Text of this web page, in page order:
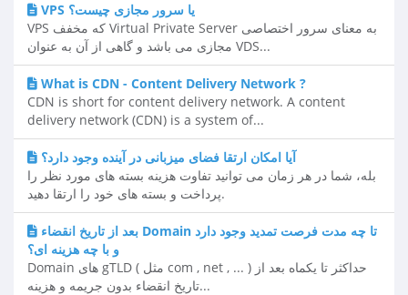
VPS یا سرور مجازی چیست؟
VPS که مخفف Virtual Private Server به معنای سرور اختصاصی
مجازی می باشد و گاهی از آن به عنوان VDS...
What is CDN - Content Delivery Network ?
CDN is short for content delivery network. A content
delivery network (CDN) is a system of...
آیا امکان ارتقا فضای میزبانی در آینده وجود دارد؟
بله، شما در هر زمان می توانید تفاوت هزینه بسته های مورد نظر را
پرداخت و بسته های خود را ارتقا دهید.
بعد از تاريخ انقضاء Domain تا چه مدت فرصت تمديد وجود دارد
و با چه هزينه ای؟
Domain های gTLD ( مثل com , net , ... ) حداکثر تا یکماه بعد از
تاریخ انقضاء بدون جریمه و هزینه...